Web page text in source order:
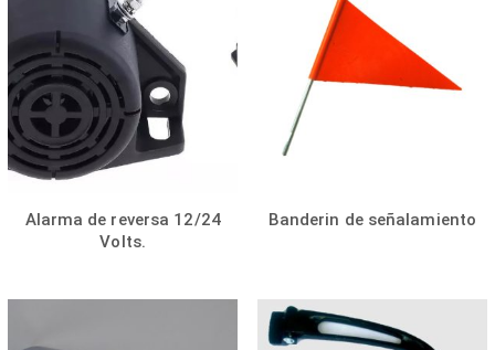
Alarma de reversa 12/24
Volts.
Banderin de señalamiento